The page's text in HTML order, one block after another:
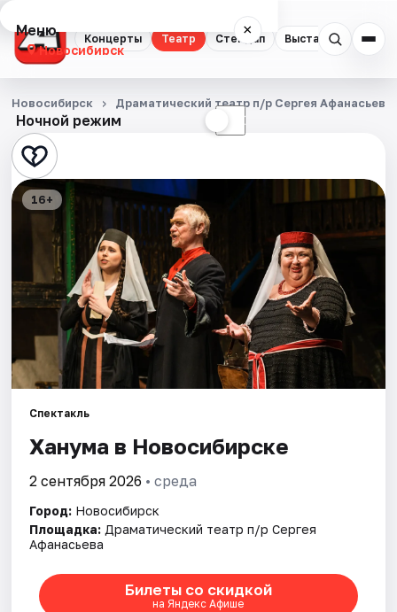
Концерты Театр Стендап Выставки
Меню ×
Новосибирск
Концерты
Театр
Стендап
Выставки
Квесты
Экскурсии
Спорт
События
Города
Площадки
Артисты
Ночной режим ☾
Новосибирск Драматический театр п/р Сергея Афанасьева
16+
Спектакль
Ханума в Новосибирске
2 сентября 2026 • среда
Город: Новосибирск
Площадка: Драматический театр п/р Сергея
Афанасьева
Билеты со скидкой
на Яндекс Афише